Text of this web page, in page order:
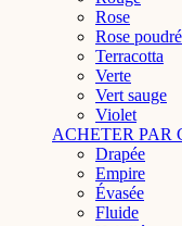
Rose
Rose poudré
Terracotta
Verte
Vert sauge
Violet
ACHETER PAR
Drapée
Empire
Évasée
Fluide